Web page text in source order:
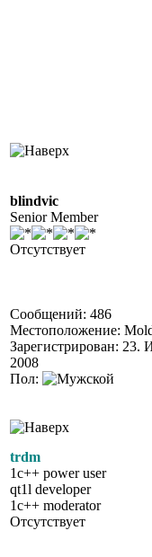
blindvic
Senior Member
Отсутствует
Сообщений: 486
Местоположение:
Зарегистрирован: 23.
2008
Пол:
trdm
1c++ power user
qt1l developer
1c++ moderator
Отсутствует